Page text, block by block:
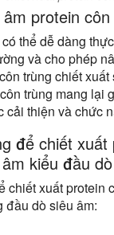
protein
thể dễ dàng
và cho phép
trùng chiết
trùng mang lại
cải thiện và chức
để chiết
kiểu đầu dò
chiết xuất protein
đầu dò siêu âm: